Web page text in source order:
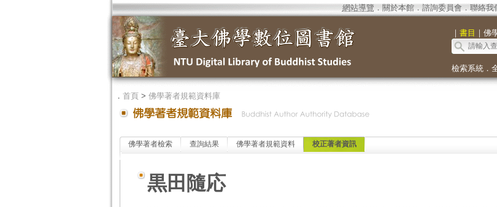
網站導覽 ． 關於本館． 諮詢委員會． 聯絡我
｜ 書目 ｜ 佛
檢索系統．
． 首頁> 佛學著者規範資料庫
佛學著者檢索 查詢結果 佛學著者規範資料 校正著者資訊
黒田隨応